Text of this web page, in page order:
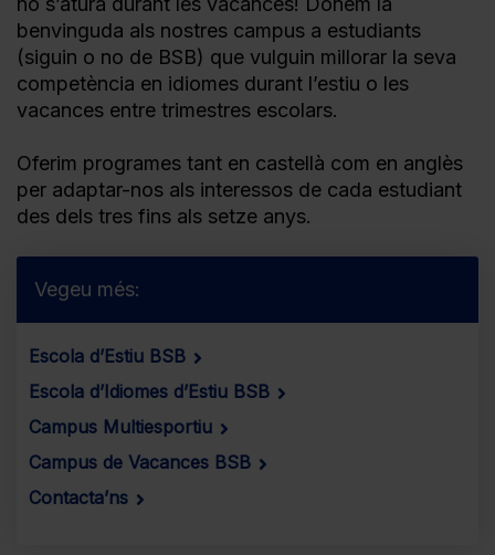
benvinguda als nostres campus a estudiants
(siguin o no de BSB) que vulguin millorar la seva
competència en idiomes durant l’estiu o les
vacances entre trimestres escolars.
Oferim programes tant en castellà com en anglès
per adaptar-nos als interessos de cada estudiant
des dels tres fins als setze anys.
Vegeu més:
Escola d’Estiu BSB
Escola d’Idiomes d’Estiu BSB
Campus Multiesportiu
Campus de Vacances BSB
Contacta’ns